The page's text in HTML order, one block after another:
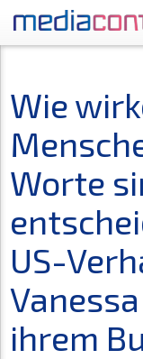
Wie
Worte
US-
ihrem